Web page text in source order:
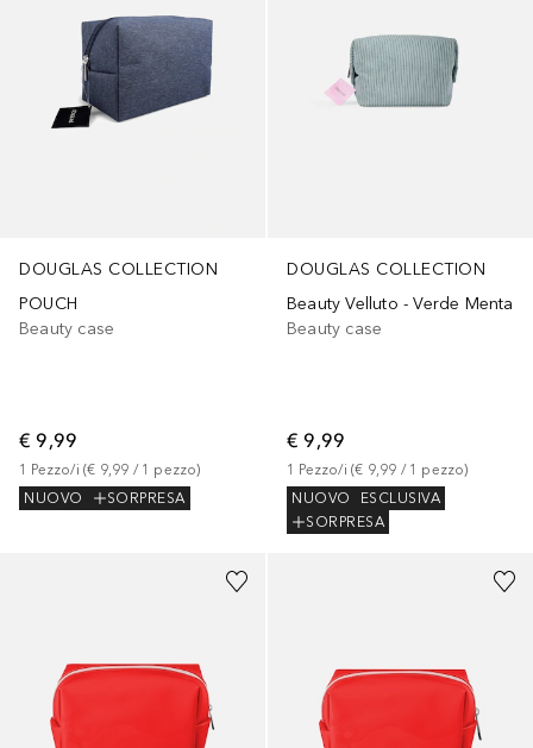
DOUGLAS COLLECTION
POUCH
Beauty case
€ 9,99
1 Pezzo/i (€ 9,99 / 1 pezzo)
NUOVO
SORPRESA
DOUGLAS COLLECTION
Beauty Velluto - Verde Menta
Beauty case
€ 9,99
1 Pezzo/i (€ 9,99 / 1 pezzo)
NUOVO
ESCLUSIVA
SORPRESA